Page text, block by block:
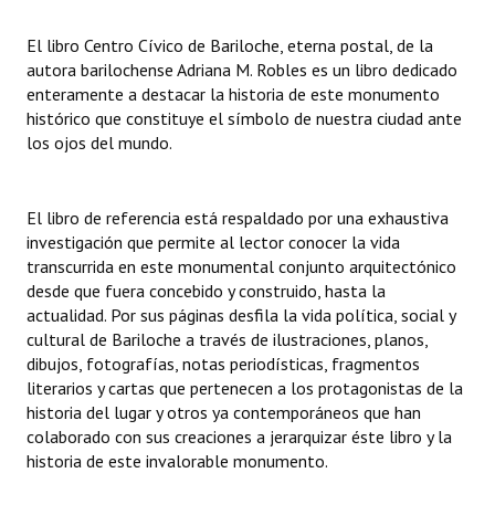
INSTITUCIONAL
Antiguos Pobladores
Noticias Destacadas
Datos Históricos
Premio al Mérito - Registro
Audiencias Públicas - Registro
Mujeres que Dejaron Huellas - Registro
Periodistas Decanos - Registro
Ciudadano Ilustre - Registro
El libro Centro Cívico de Bariloche, eterna postal, de la
autora barilochense Adriana M. Robles es un libro dedicado
enteramente a destacar la historia de este monumento
histórico que constituye el símbolo de nuestra ciudad ante
los ojos del mundo.
El libro de referencia está respaldado por una exhaustiva
investigación que permite al lector conocer la vida
transcurrida en este monumental conjunto arquitectónico
desde que fuera concebido y construido, hasta la
actualidad. Por sus páginas desfila la vida política, social y
cultural de Bariloche a través de ilustraciones, planos,
dibujos, fotografías, notas periodísticas, fragmentos
literarios y cartas que pertenecen a los protagonistas de la
historia del lugar y otros ya contemporáneos que han
colaborado con sus creaciones a jerarquizar éste libro y la
historia de este invalorable monumento.